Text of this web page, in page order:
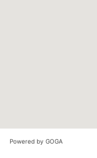
Powered by GOGA